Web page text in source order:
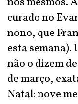
curado no
nono, que
esta semana).
não o dizem
de março,
Natal: nove